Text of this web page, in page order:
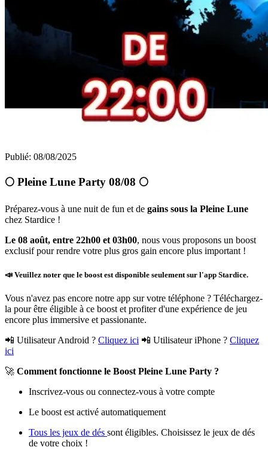
Publié: 08/08/2025
🌕 Pleine Lune Party 08/08 🌕
Préparez-vous à une nuit de fun et de gains sous la Pleine Lune
chez Stardice !
Le 08 août, entre 22h00 et 03h00, nous vous proposons un boost
exclusif pour rendre votre plus gros gain encore plus important !
📣 Veuillez noter que le boost est disponible seulement sur l'app Stardice.
Vous n'avez pas encore notre app sur votre téléphone ? Téléchargez-
la pour être éligible à ce boost et profiter d'une expérience de jeu
encore plus immersive et passionante.
📲 Utilisateur Android ? Cliquez ici 📲 Utilisateur iPhone ? Cliquez
ici
🚀 Comment fonctionne le Boost Pleine Lune Party ?
Inscrivez-vous ou connectez-vous à votre compte
Le boost est activé automatiquement
Tous les jeux de dés sont éligibles. Choisissez le jeux de dés
de votre choix !